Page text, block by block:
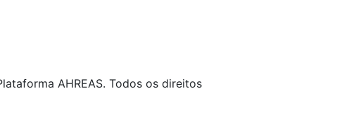
AHREAS. Todos os direitos